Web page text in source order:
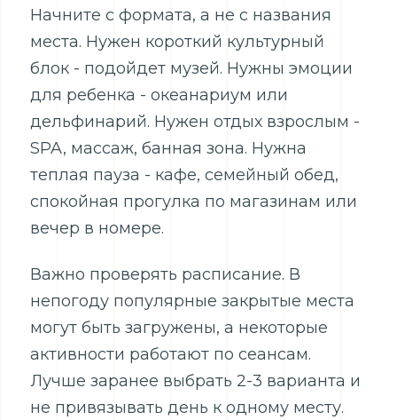
Начните с формата, а не с названия
места. Нужен короткий культурный
блок - подойдет музей. Нужны эмоции
для ребенка - океанариум или
дельфинарий. Нужен отдых взрослым -
SPA, массаж, банная зона. Нужна
теплая пауза - кафе, семейный обед,
спокойная прогулка по магазинам или
вечер в номере.
Важно проверять расписание. В
непогоду популярные закрытые места
могут быть загружены, а некоторые
активности работают по сеансам.
Лучше заранее выбрать 2-3 варианта и
не привязывать день к одному месту.